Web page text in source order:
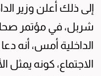
إلى ذلك أعلن وزير
شربل، في مؤتمر
الداخلية أمس، أنه
الاجتماع، كونه يمثل